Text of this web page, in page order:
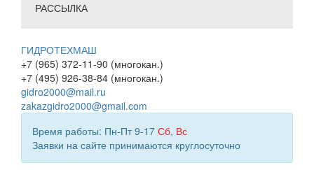
РАССЫЛКА
ГИДРОТЕХМАШ
+7 (965) 372-11-90 (многокан.)
+7 (495) 926-38-84 (многокан.)
gidro2000@mail.ru
zakazgidro2000@gmail.com
Время работы: Пн-Пт 9-17 Сб, Вс
Заявки на сайте принимаются круглосуточно